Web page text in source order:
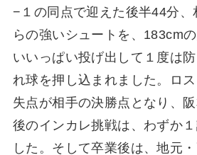
−１の同点で迎えた後半44分
らの強いシュートを、183cm
いいっぱい投げ出して１度は
れ球を押し込まれました。ロ
失点が相手の決勝点となり、
後のインカレ挑戦は、わずか
した。そして卒業後は、地元